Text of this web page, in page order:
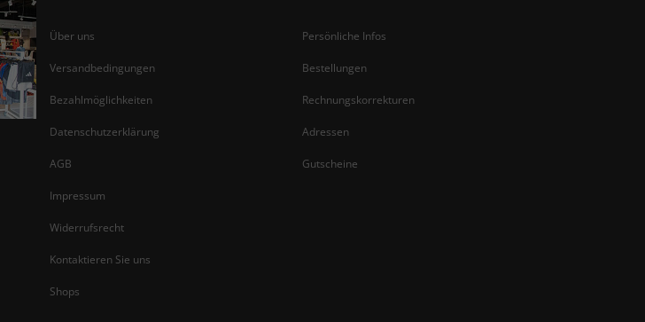
Über uns
Versandbedingungen
Bezahlmöglichkeiten
Datenschutzerklärung
AGB
Impressum
Widerrufsrecht
Kontaktieren Sie uns
Shops
Persönliche Infos
Bestellungen
Rechnungskorrekturen
Adressen
Gutscheine